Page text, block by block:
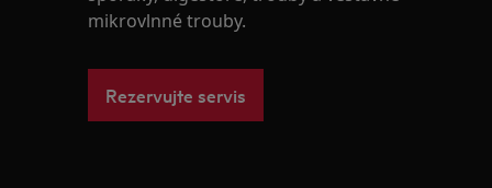
mikrovlnné trouby.
Rezervujte servis